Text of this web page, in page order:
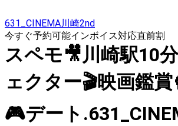
631_CINEMA川崎2nd
今すぐ予約可能インボイス対応直前割
スペモ🎥川崎駅10
ェクター🎬映画鑑
🎮️デート